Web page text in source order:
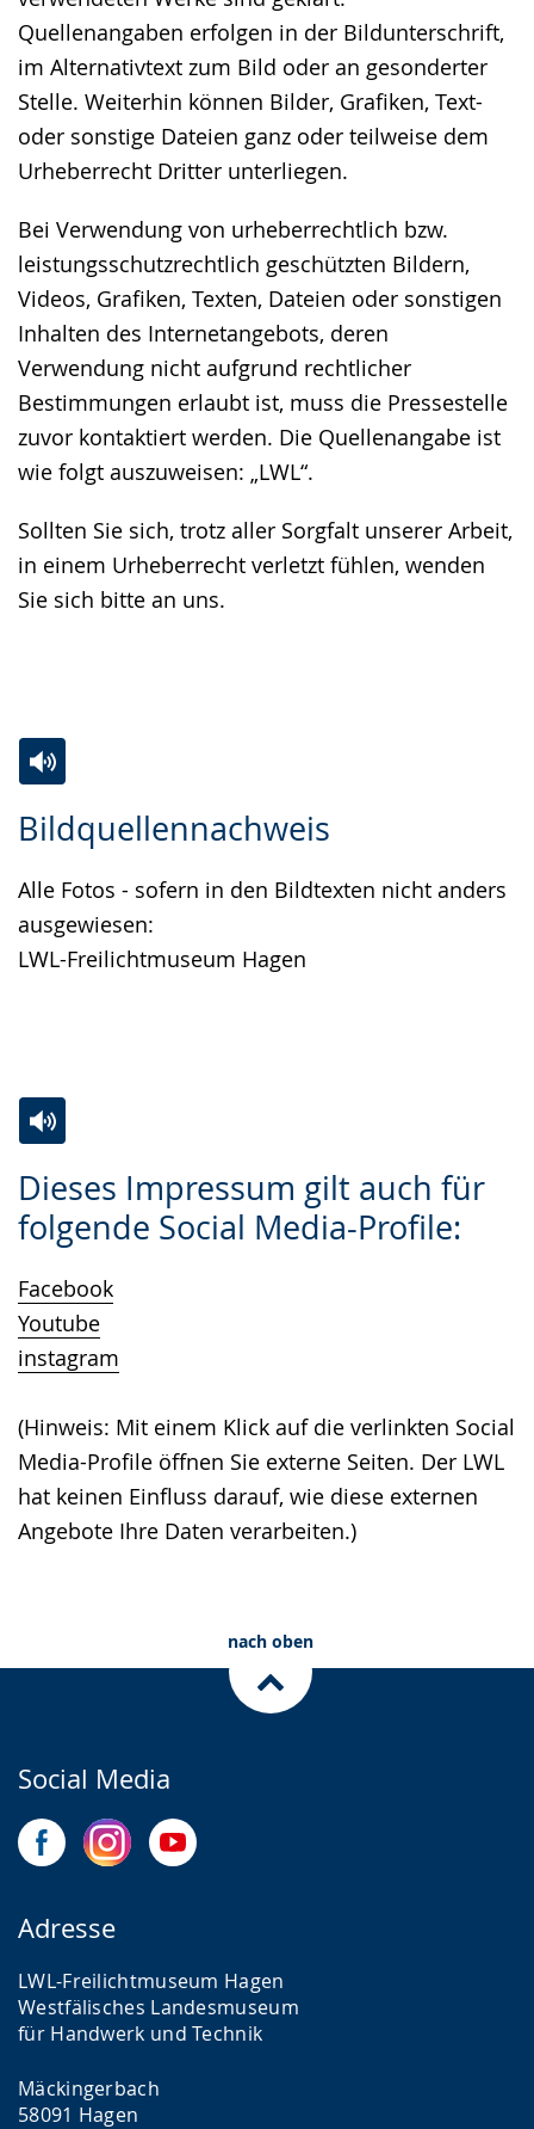
Quellenangaben erfolgen in der Bildunterschrift,
im Alternativtext zum Bild oder an gesonderter
Stelle. Weiterhin können Bilder, Grafiken, Text-
oder sonstige Dateien ganz oder teilweise dem
Urheberrecht Dritter unterliegen.
Bei Verwendung von urheberrechtlich bzw.
leistungsschutzrechtlich geschützten Bildern,
Videos, Grafiken, Texten, Dateien oder sonstigen
Inhalten des Internetangebots, deren
Verwendung nicht aufgrund rechtlicher
Bestimmungen erlaubt ist, muss die Pressestelle
zuvor kontaktiert werden. Die Quellenangabe ist
wie folgt auszuweisen: „LWL“.
Sollten Sie sich, trotz aller Sorgfalt unserer Arbeit,
in einem Urheberrecht verletzt fühlen, wenden
Sie sich bitte an uns.
Bildquellennachweis
Alle Fotos - sofern in den Bildtexten nicht anders
ausgewiesen:
LWL-Freilichtmuseum Hagen
Leichten
wechseln.
Audio-
Video
Deutscher
Gebärdensprache
wird
Dieses Impressum gilt auch für
folgende Social Media-Profile:
Facebook
Youtube
instagram
(Hinweis: Mit einem Klick auf die verlinkten Social
Media-Profile öffnen Sie externe Seiten. Der LWL
hat keinen Einfluss darauf, wie diese externen
Angebote Ihre Daten verarbeiten.)
Leichten
Sprache
Audio-
Unterstützung.
Video
in
Gebärdensprache
wird
angezeigt.
nach oben
Social Media
Adresse
LWL-Freilichtmuseum Hagen
Westfälisches Landesmuseum
für Handwerk und Technik
Mäckingerbach
58091 Hagen